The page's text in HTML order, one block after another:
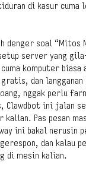
di kasur cuma
denger soal “Mitos
server yang
komputer
dan langganan
nggak perlu
Clawdbot ini jalan
kalian. Pas pesan
ini bakal nerusin
dan kalau
di mesin kalian.